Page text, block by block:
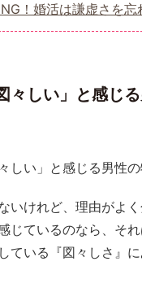
！婚活は謙虚さを忘
々しい」と感じ
いけれど、理由がよく
じているのなら、そ
ている『図々しさ』